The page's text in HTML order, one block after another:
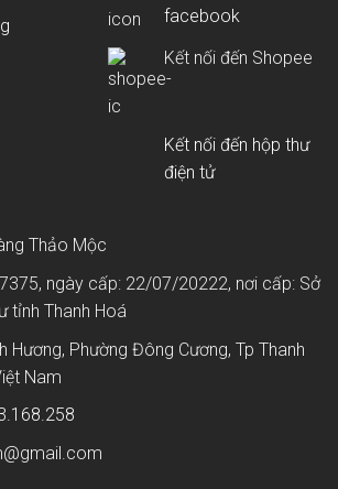
facebook
Kết nối đến Shopee
Kết nối đến hộp thư
điện tử
Thảo Mộc
ngày cấp: 22/07/20222, nơi cấp: Sở
tỉnh Thanh Hoá
Phường Đông Cương, Tp Thanh
Nam